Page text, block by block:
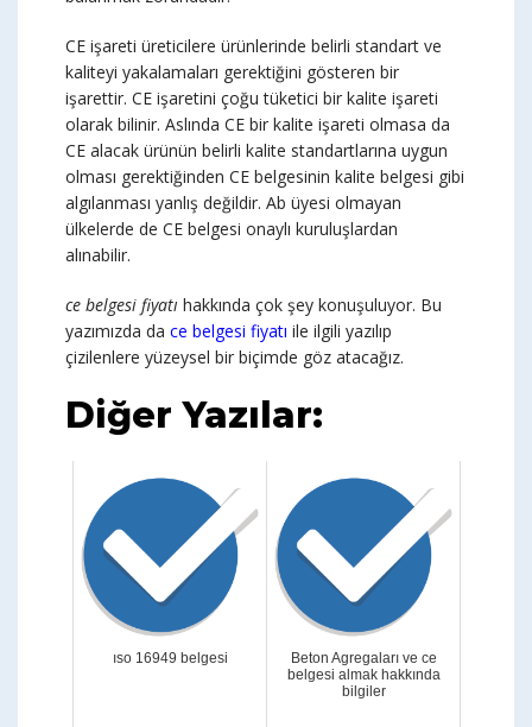
CE işareti üreticilere ürünlerinde belirli standart ve
kaliteyi yakalamaları gerektiğini gösteren bir
işarettir. CE işaretini çoğu tüketici bir kalite işareti
olarak bilinir. Aslında CE bir kalite işareti olmasa da
CE alacak ürünün belirli kalite standartlarına uygun
olması gerektiğinden CE belgesinin kalite belgesi gibi
algılanması yanlış değildir. Ab üyesi olmayan
ülkelerde de CE belgesi onaylı kuruluşlardan
alınabilir.
ce belgesi fiyatı hakkında çok şey konuşuluyor. Bu
yazımızda da ce belgesi fiyatı ile ilgili yazılıp
çizilenlere yüzeysel bir biçimde göz atacağız.
Diğer Yazılar:
ıso 16949 belgesi
Beton Agregaları ve ce
belgesi almak hakkında
bilgiler